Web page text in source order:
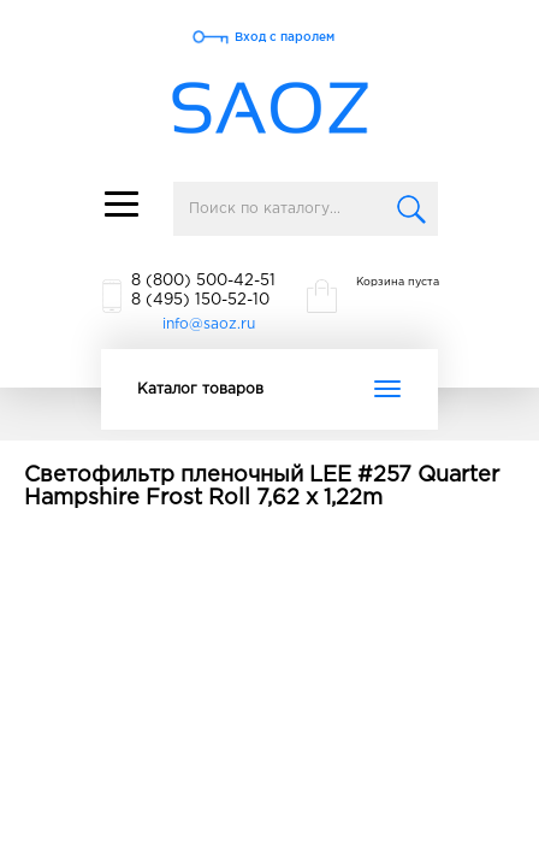
Toggle
navigation
Вход с паролем
8 (800) 500-42-51
8 (495) 150-52-10
info@saoz.ru
Корзина пуста
Toggle
Каталог товаров
Светофильтр пленочный LEE #257 Quarter
Hampshire Frost Roll 7,62 x 1,22m